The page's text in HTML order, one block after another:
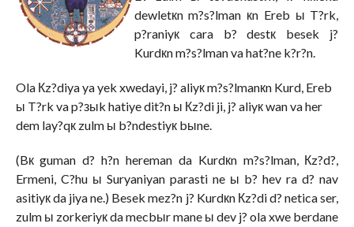
dewletкn m?s?lman кn Ereb ы T?rk,
p?raniyк cara b? destк besek j?
Kurdкn m?s?lman va hat?ne k?r?n.
Ola Кz?diya ya yek xwedayi, j? aliyк m?s?lmanкn Kurd, Ereb
ы T?rk va p?зыk hatiye dit?n ы Кz?di ji, j? aliyк wan va her
dem lay?qк zulm ы b?ndestiyк bыne.
(Bк guman d? h?n hereman da Kurdкn m?s?lman, Кz?d?,
Ermeni, C?hu ы Suryaniyan parasti ne ы b? hev ra d? nav
asitiyк da jiya ne.) Besek mez?n j? Kurdкn Кz?di d? netica ser,
zulm ы zorkeriyк da mecbыr mane ы dev j? ola xwe berdane